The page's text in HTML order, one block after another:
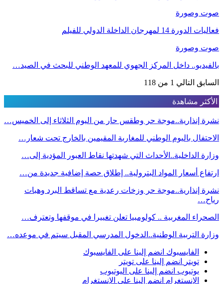
صوت وصورة
فعاليات الدورة 14 لمهرجان الداخلة الدولي للفيلم
صوت وصورة
بالفيديو.. داخل المركز الجهوي للمعهد الوطني للبحث في الصيد…
السابق التالي 1 من 118
الأكثر مشاهدة
نشرة إنذارية..موجة حر وطقس حار من اليوم الثلاثاء إلى الخميس…
الاحتفال باليوم الوطني للمغاربة المقيمين بالخارج تحت شعار…
وزارة الداخلية..الأحداث التي شهدتها نقاط العبور المؤدية إلى…
ارتفاع أسعار المواد البترولية.. إطلاق حصة إضافية جديدة من…
نشرة إنذارية..موجة حر وزخات رعدية مع تساقط البرد وهبات
رياح…
الصحراء المغربية .. كولومبيا تعلن تغييرا في موقفها وتعترف…
وزارة التربية الوطنية..الدخول المدرسي المقبل سیتم في موعده…
الفايسبوك انضم إلينا على الفايسبوك
تويتر
انضم إلينا على تويتر
يوتيوب انضم إلينا على اليوتيوب
الإنستغرام انضم إلينا على الإنستغرام